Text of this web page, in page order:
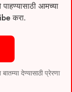
आमच्या
करा.
देण्यासाठी प्रेरणा